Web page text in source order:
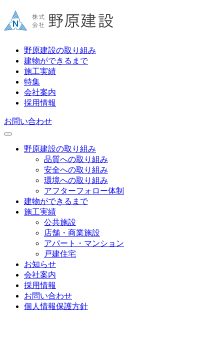
野原建設の取り組み
建物ができるまで
施工実績
特集
会社案内
採用情報
お問い合わせ
野原建設の取り組み
品質への取り組み
安全への取り組み
環境への取り組み
アフターフォロー体制
建物ができるまで
施工実績
公共施設
店舗・商業施設
アパート・マンション
戸建住宅
お知らせ
会社案内
採用情報
お問い合わせ
個人情報保護方針